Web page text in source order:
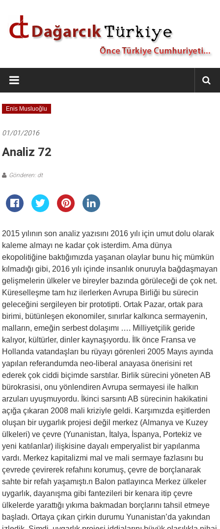
Dağarcık
Türkiye
Önce
Türkiye
Enis Musluoğlu
01/01/2016
Analiz 72
Gönderen: dt
2015 yılının son analiz yazısını 2016 yılı için umut dolu olarak
kaleme almayı ne kadar çok isterdim. Ama dünya
ekopolitiğine baktığımızda yaşanan olaylar bunu hiç mümkün
kılmadığı gibi, 2016 yılı içinde insanlık onuruyla bağdaşmayan
gelişmelerin ülkeler ve bireyler bazında görüleceği de çok net.
Küreselleşme tam hız ilerlerken Avrupa Birliği bu sürecin
geleceğini sergileyen bir prototipti. Ortak Pazar, ortak para
birimi, bütünleşen ekonomiler, sınırlar kalkınca sermayenin,
malların, emeğin serbest dolaşımı …. Milliyetçilik geride
kalıyor, kültürler, dinler kaynaşıyordu. İlk önce Fransa ve
Hollanda vatandaşları bu rüyayı görenleri 2005 Mayıs ayında
yapılan referandumda neo-liberal anayasa önerisini ret
ederek çok ciddi biçimde sarstılar. Birlik sürecini yöneten AB
bürokrasisi, onu yönlendiren Avrupa sermayesi ile halkın
arzuları uyuşmuyordu. İkinci sarsıntı AB sürecinin hakikatini
açığa çıkaran 2008 mali kriziyle geldi. Karşımızda eşitlerden
oluşan bir uygarlık projesi değil merkez (Almanya ve Kuzey
ülkeleri) ve çevre (Yunanistan, İtalya, İspanya, Portekiz ve
yeni katılanlar) ilişkisine dayalı emperyalist bir yapılanma
vardı. Merkez kapitalizmi mal ve mali sermaye fazlasını bu
çevrede çevirerek refahını korumuş, çevre de borçlanarak
sahte bir refah yaşamıştı.n Balon patlayınca Merkez ülkeler
uygarlık, dayanışma gibi fantezileri bir kenara itip çevre
ülkelerde yarattığı yıkıma bakmadan borçlarını tahsil etmeye
başladı. Ortaya çıkan çirkin durumu Yunanistan’da yakından